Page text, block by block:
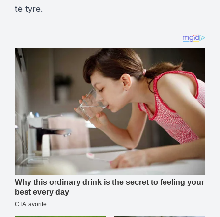
të tyre.